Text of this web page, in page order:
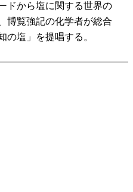
ドから塩に関する世界の
博覧強記の化学者が総合
の塩」を提唱する。